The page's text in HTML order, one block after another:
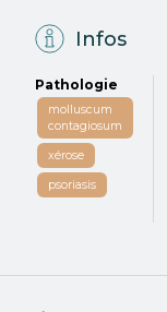
Infos
Pathologie
molluscum
contagiosum
xérose
psoriasis